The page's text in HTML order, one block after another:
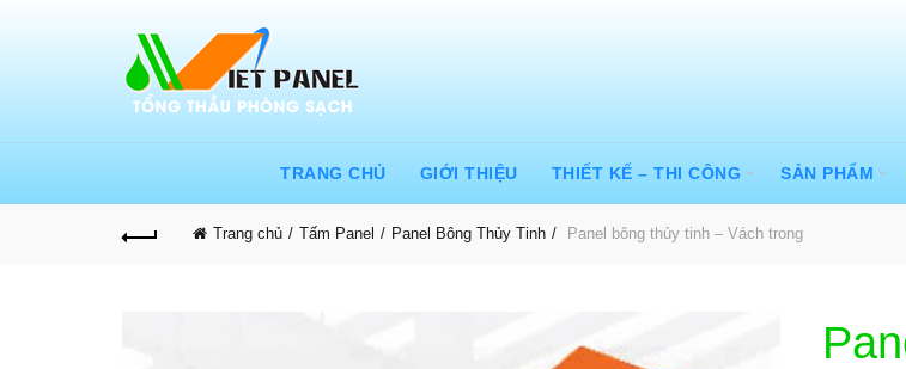
TRANG CHỦ GIỚI THIỆU THIẾT KẾ – THI CÔNG SẢN PHẨM
Trang chủ Tấm Panel Panel Bông Thủy Tinh Panel bông thủy tinh – Vách trong